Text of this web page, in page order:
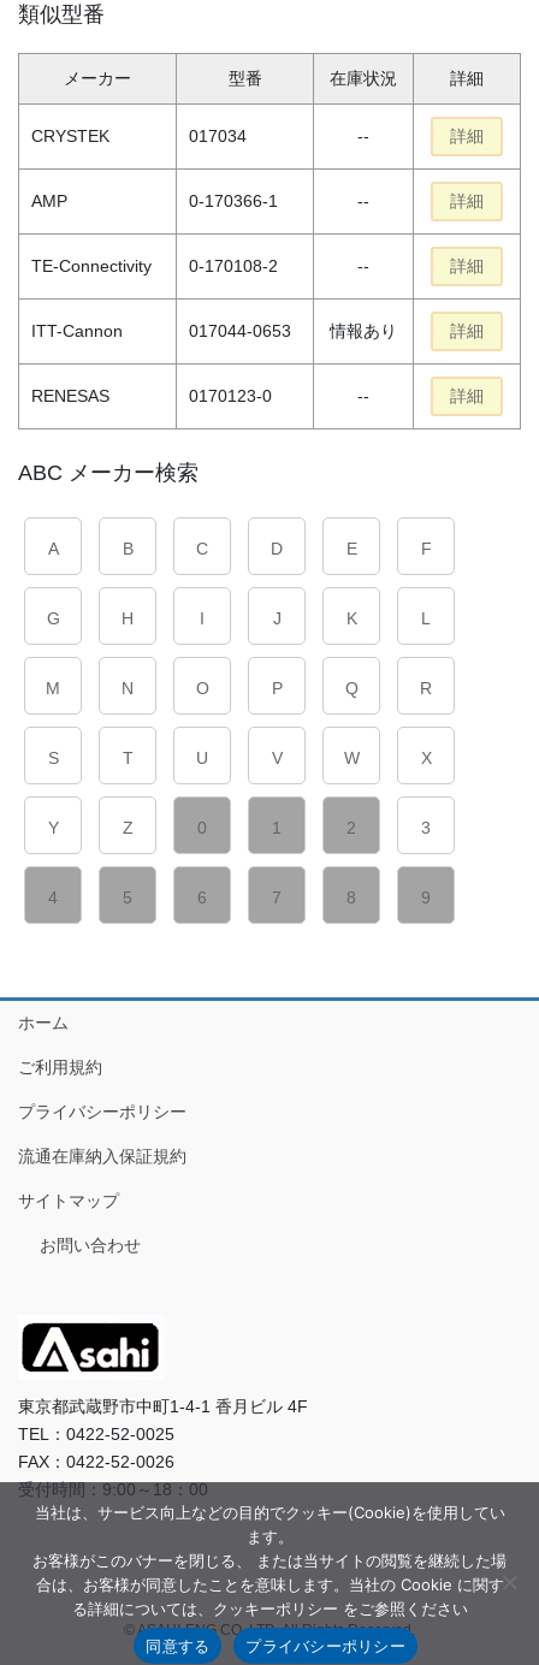
類似型番
メーカー 型番 在庫状況 詳細
CRYSTEK 017034 -- 詳細
AMP 0-170366-1 -- 詳細
TE-Connectivity 0-170108-2 -- 詳細
ITT-Cannon 017044-0653 情報あり 詳細
RENESAS 0170123-0 -- 詳細
ABC メーカー検索
A B C D E F
G H I J K L
M N O P Q R
S T U V W X
Y Z 0 1 2 3
4 5 6 7 8 9
ホーム
ご利用規約
プライバシーポリシー
流通在庫納入保証規約
サイトマップ
お問い合わせ
東京都武蔵野市中町1-4-1 香月ビル 4F
TEL：0422-52-0025
FAX：0422-52-0026
受付時間：9:00～18：00
© ASAHI-ENG CO.,LTD. All Rights Reserved.
当社は、サービス向上などの目的でクッキー(Cookie)を使用してい
ます。
お客様がこのバナーを閉じる、 または当サイトの閲覧を継続した場
合は、お客様が同意したことを意味します。当社の Cookie に関す
る詳細については、クッキーポリシー をご参照ください
同意する
プライバシーポリシー